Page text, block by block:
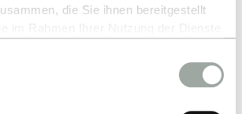
die Sie ihnen bereitgestellt
Cookies und personenbezogene
entnehmen Sie unserer
Böblingen
Böblingen
& Württembergische AG